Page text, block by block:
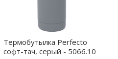
Термобутылка Perfecto
софт-тач, серый - 5066.10